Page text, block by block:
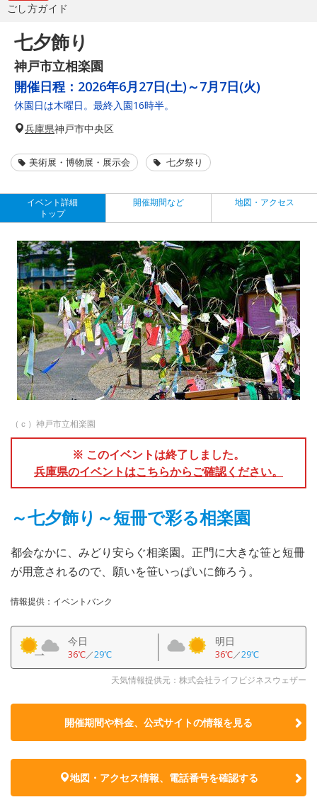
ごし方ガイド
七夕飾り
神戸市立相楽園
開催日程： 2026年6月27日(土)～7月7日(火)
休園日は木曜日。最終入園16時半。
兵庫県神戸市中央区
美術展・博物展・展示会 七夕祭り
イベント詳細
トップ
開催期間など 地図・アクセス
（ｃ）神戸市立相楽園
※ このイベントは終了しました。
兵庫県のイベントはこちらからご確認ください。
～七夕飾り～短冊で彩る相楽園
都会なかに、みどり安らぐ相楽園。正門に大きな笹と短冊
が用意されるので、願いを笹いっぱいに飾ろう。
情報提供：イベントバンク
今日
36℃／29℃
明日
36℃／29℃
天気情報提供元：株式会社ライフビジネスウェザー
開催期間や料金、公式サイトの情報を見る
地図・アクセス情報、電話番号を確認する